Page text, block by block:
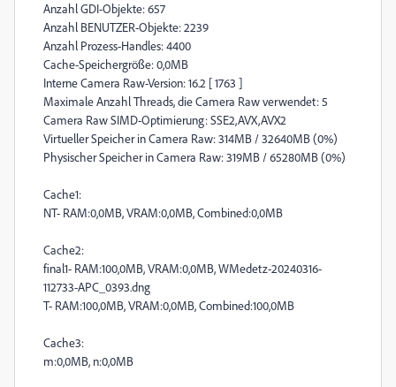
Anzahl GDI-Objekte: 657
Anzahl BENUTZER-Objekte: 2239
Anzahl Prozess-Handles: 4400
Cache-Speichergröße: 0,0MB
Interne Camera Raw-Version: 16.2 [ 1763 ]
Maximale Anzahl Threads, die Camera Raw verwendet: 5
Camera Raw SIMD-Optimierung: SSE2,AVX,AVX2
Virtueller Speicher in Camera Raw: 314MB / 32640MB (0%)
Physischer Speicher in Camera Raw: 319MB / 65280MB (0%)
Cache1:
NT- RAM:0,0MB, VRAM:0,0MB, Combined:0,0MB
Cache2:
final1- RAM:100,0MB, VRAM:0,0MB, WMedetz-20240316-
112733-APC_0393.dng
T- RAM:100,0MB, VRAM:0,0MB, Combined:100,0MB
Cache3:
m:0,0MB, n:0,0MB